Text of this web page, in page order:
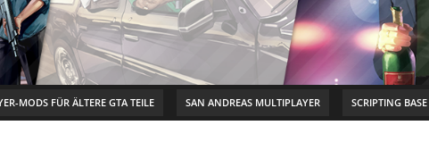
MODS FÜR ÄLTERE GTA TEILE SAN ANDREAS MULTIPLAYER SCRIPTING BASE